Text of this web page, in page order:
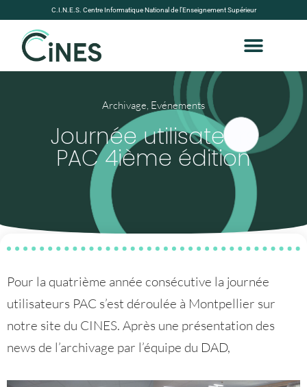
C.I.N.E.S. Centre Informatique National de l’Enseignement Supérieur
Archivage, Evénements
Journée utilisateurs
PAC 4ième édition
Pour la quatrième année consécutive la journée
utilisateurs PAC s’est déroulée à Montpellier sur
notre site du CINES. Après une présentation des
news de l’archivage par l’équipe du DAD,